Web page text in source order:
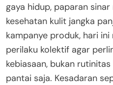
gaya hidup, paparan
kesehatan kulit jangka
kampanye produk, hari
perilaku kolektif agar
kebiasaan, bukan
pantai saja. Kesadaran